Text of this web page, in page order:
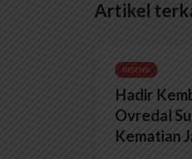
Artikel
RESENSI
Hadir
Ovredal
Kematian